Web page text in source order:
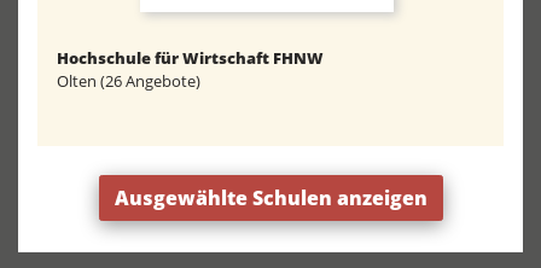
Hochschule für Wirtschaft FHNW
Olten (26 Angebote)
Ausgewählte Schulen anzeigen